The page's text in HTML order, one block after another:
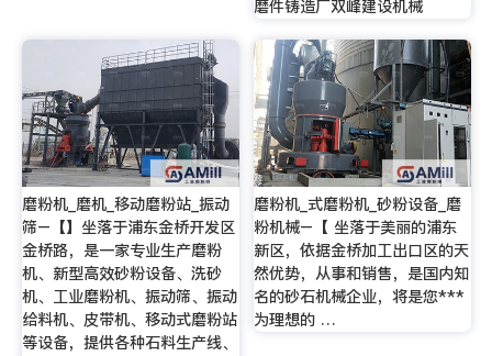
磨件铸造厂双峰建设机械
磨粉机_磨机_移动磨粉站_振动
筛–【】坐落于浦东金桥开发区
金桥路，是一家专业生产磨粉
机、新型高效砂粉设备、洗砂
机、工业磨粉机、振动筛、振动
给料机、皮带机、移动式磨粉站
等设备，提供各种石料生产线、
磨粉机_式磨粉机_砂粉设备_磨
粉机械–【 坐落于美丽的浦东
新区，依据金桥加工出口区的天
然优势，从事和销售，是国内知
名的砂石机械企业，将是您***
为理想的 …